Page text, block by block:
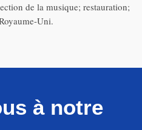
de la musique; restauration;
Uni.
à notre